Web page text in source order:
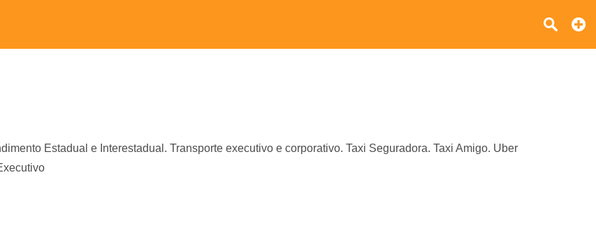
Estadual e Interestadual. Transporte executivo e corporativo. Taxi Seguradora. Taxi Amigo. Uber